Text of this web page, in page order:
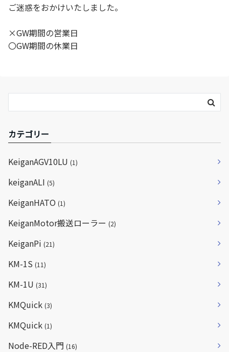
ご迷惑をおかけいたしました。
×GW期間の営業日
〇GW期間の休業日
カテゴリー
KeiganAGV10LU (1)
keiganALI (5)
KeiganHATO (1)
KeiganMotor搬送ローラー (2)
KeiganPi (21)
KM-1S (11)
KM-1U (31)
KMQuick (3)
KMQuick (1)
Node-RED入門 (16)